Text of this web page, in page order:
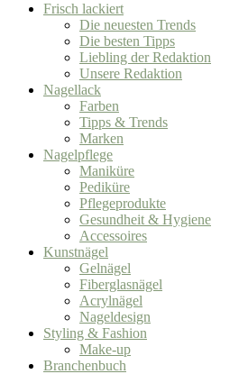
Frisch lackiert
Die neuesten Trends
Die besten Tipps
Liebling der Redaktion
Unsere Redaktion
Nagellack
Farben
Tipps & Trends
Marken
Nagelpflege
Maniküre
Pediküre
Pflegeprodukte
Gesundheit & Hygiene
Accessoires
Kunstnägel
Gelnägel
Fiberglasnägel
Acrylnägel
Nageldesign
Styling & Fashion
Make-up
Branchenbuch